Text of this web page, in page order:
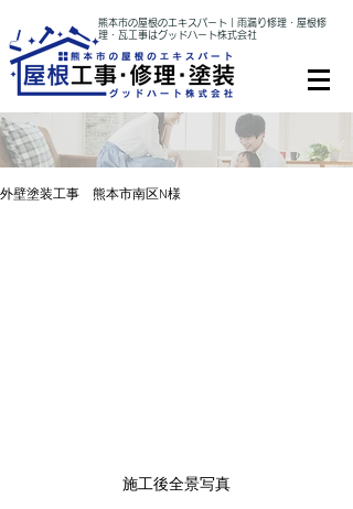
熊本市の屋根のエキスパート｜雨漏り修理・屋根修
理・瓦工事はグッドハート株式会社
外壁塗装工事 熊本市南区N様
施工後全景写真